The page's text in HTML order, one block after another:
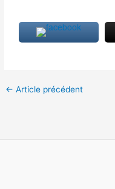
← Article précédent